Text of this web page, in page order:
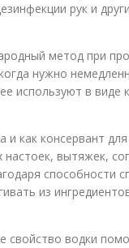
рук и
метод при
нужно
используют в виде
и как консервант
настоек, вытяжек,
способности
из
водки